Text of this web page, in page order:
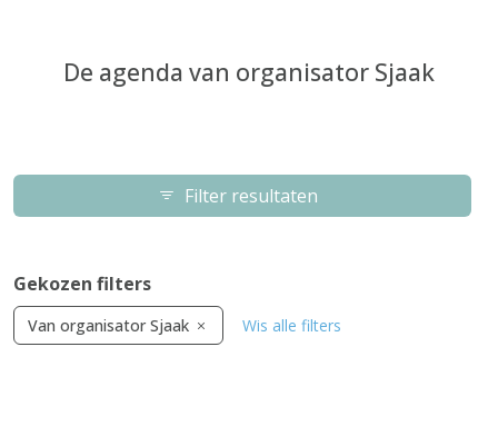
De agenda van organisator Sjaak
Filter resultaten
Gekozen filters
Van organisator Sjaak Wis alle filters